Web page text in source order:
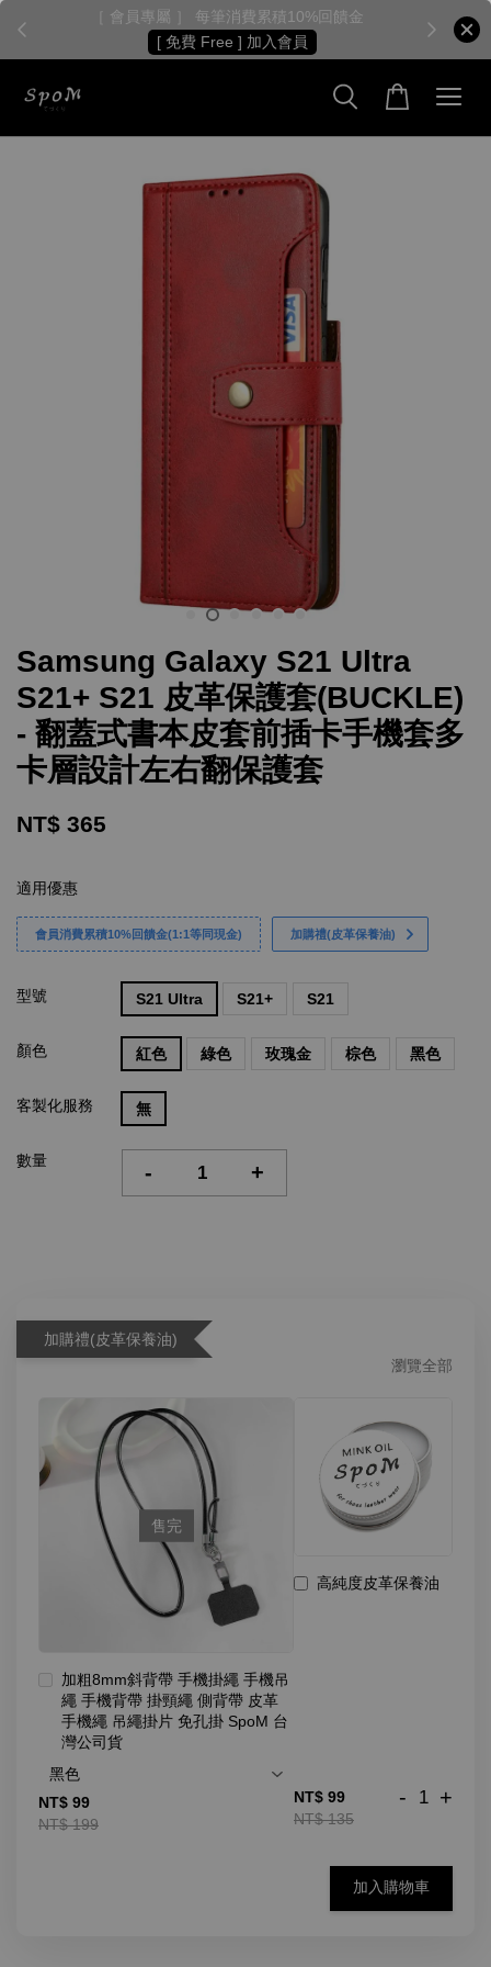
［ 會員專屬 ］ 每筆消費累積10%回饋金
[ 免費 Free ] 加入會員
Samsung Galaxy S21 Ultra
S21+ S21 皮革保護套(BUCKLE)
- 翻蓋式書本皮套前插卡手機套多
卡層設計左右翻保護套
NT$ 365
適用優惠
會員消費累積10%回饋金(1:1等同現金) 加購禮(皮革保養油)
型號 S21 Ultra S21+ S21
顏色 紅色 綠色 玫瑰金 棕色 黑色
客製化服務 無
數量 - +
加購禮(皮革保養油)
瀏覽全部
售完
加粗8mm斜背帶 手機掛繩 手機吊
繩 手機背帶 掛頸繩 側背帶 皮革
手機繩 吊繩掛片 免孔掛 SpoM 台
灣公司貨
NT$ 99
NT$ 199
高純度皮革保養油
NT$ 99
NT$ 135
- +
加入購物車